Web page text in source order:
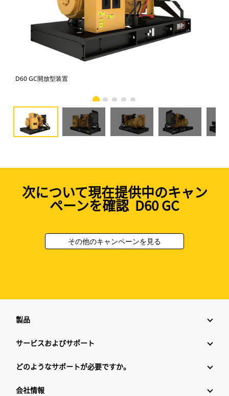
D60 GC開放型装置
次について現在提供中のキャン
ペーンを確認 D60 GC
その他のキャンペーンを見る
製品
サービスおよびサポート
どのようなサポートが必要ですか。
会社情報